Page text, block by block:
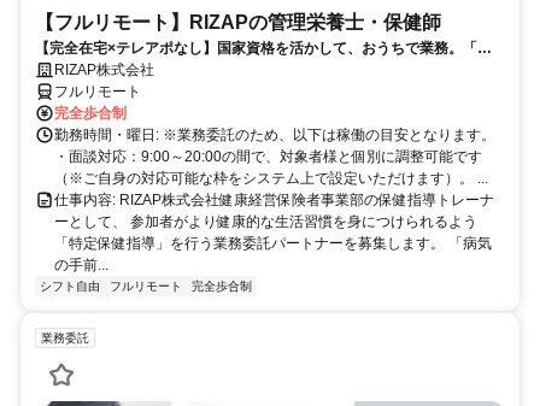
【フルリモート】RIZAPの管理栄養士・保健師
【完全在宅×テレアポなし】国家資格を活かして、おうちで業務。「も
う一つの安心」を。主婦・Wワーカー活躍中！「平日の日中だけ」「夕
方以降の数時間だけ」など、生活リズムに合わせた時間調整が可能で
す。1件ごとの成果報酬型だから、頑張った分だけ手応えのある収入
に。充実のサポート体制で、安心の在宅ワークを始めませんか？
RIZAP株式会社
フルリモート
完全歩合制
勤務時間・曜日: ※業務委託のため、以下は稼働の目安となります。
・面談対応：9:00～20:00の間で、対象者様と個別に調整可能です
（※ご自身の対応可能な枠をシステム上で設定いただけます）。 ...
仕事内容: RIZAP株式会社健康経営保険者事業部の保健指導トレーナ
ーとして、 参加者がより健康的な生活習慣を身につけられるよう
「特定保健指導」を行う業務委託パートナーを募集します。 「病気
の手前...
シフト自由 フルリモート 完全歩合制
業務委託